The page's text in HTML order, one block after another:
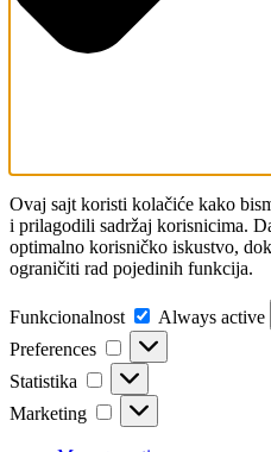
Ovaj sajt koristi kolačiće kako
i prilagodili sadržaj korisnicima.
optimalno korisničko iskustvo,
ograničiti rad pojedinih funkcija.
Funkcionalnost
Always active
Preferences
Statistika
Marketing